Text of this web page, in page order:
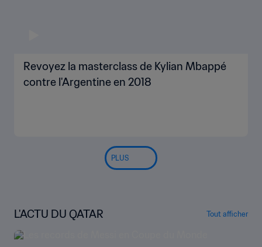
Revoyez la masterclass de Kylian Mbappé
contre l'Argentine en 2018
PLUS
L'ACTU DU QATAR Tout afficher